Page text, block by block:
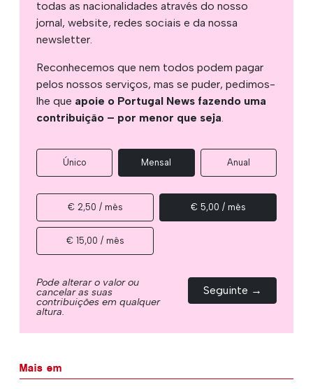
todas as nacionalidades através do nosso
jornal, website, redes sociais e da nossa
newsletter.
Reconhecemos que nem todos podem pagar
pelos nossos serviços, mas se puder, pedimos-
lhe que apoie o Portugal News fazendo uma
contribuição – por menor que seja.
Único Mensal Anual
€ 2,50 / mês € 5,00 / mês
€ 15,00 / mês
Pode alterar o valor ou
cancelar as suas
contribuições em qualquer
altura.
Seguinte →
Mais em